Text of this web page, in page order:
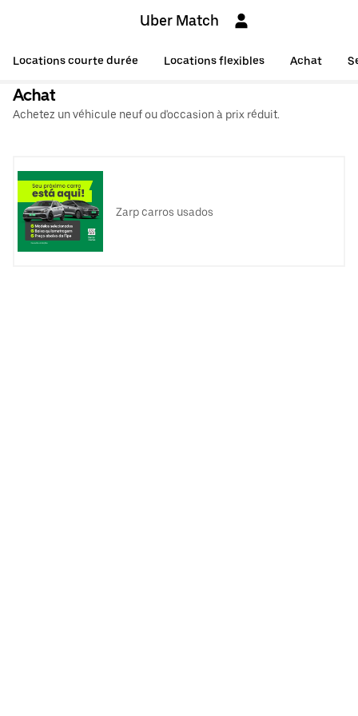
Uber Match
Locations courte durée Locations flexibles Achat
Achat
Achetez un véhicule neuf ou d'occasion à prix réduit.
Zarp carros usados